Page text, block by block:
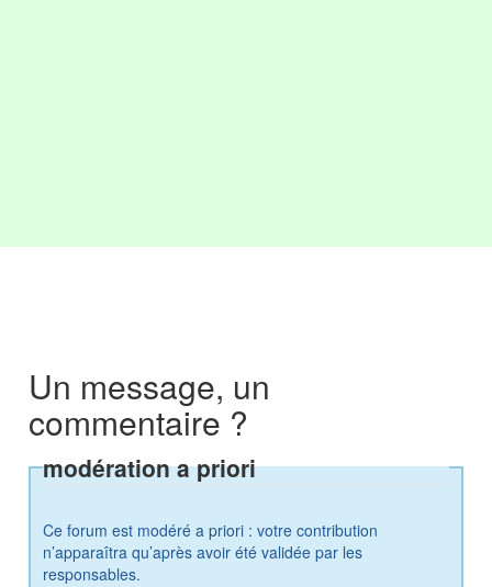
Un message, un
commentaire ?
modération a priori
Ce forum est modéré a priori : votre contribution
n’apparaîtra qu’après avoir été validée par les
responsables.